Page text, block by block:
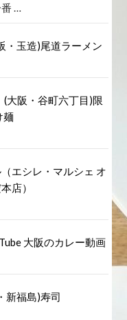
…
・玉造)尾道ラーメン
大阪・谷町六丁目)限
麺
エシレ・マルシェ オ
店）
大阪のカレー動画
新福島)寿司